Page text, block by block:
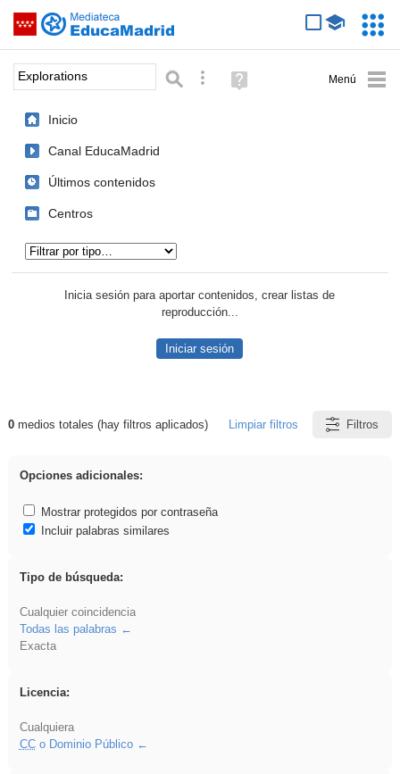
Saltar navegación
Palabra o frase: Búsqueda avanzada
Ayuda
(en
Inicio
Canal EducaMadrid
Últimos contenidos
Centros
Inicia sesión para aportar contenidos, crear listas de
reproducción...
Iniciar sesión
Resultados de: Explorations
0medios totales (hay filtros aplicados) Limpiar filtros Filtros
Opciones adicionales:
Mostrar protegidos por contraseña
Incluir palabras similares
Tipo de búsqueda:
Cualquier coincidencia
Todas las palabras
Exacta
Licencia:
Cualquiera
CCo Dominio Público